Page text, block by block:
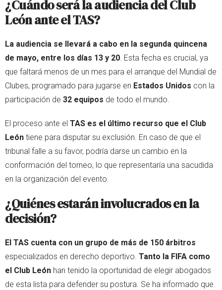
¿Cuándo será la audiencia del Club
León ante el TAS?
La audiencia se llevará a cabo en la segunda quincena
de mayo, entre los días 13 y 20 . Esta fecha es crucial, ya
que faltará menos de un mes para el arranque del Mundial de
Clubes, programado para jugarse en Estados Unidos con la
participación de 32 equipos de todo el mundo.
El proceso ante el TAS es el último recurso que el Club
León tiene para disputar su exclusión. En caso de que el
tribunal falle a su favor, podría darse un cambio en la
conformación del torneo, lo que representaría una sacudida
en la organización del evento.
¿Quiénes estarán involucrados en la
decisión?
El TAS cuenta con un grupo de más de 150 árbitros
especializados en derecho deportivo. Tanto la FIFA como
el Club León han tenido la oportunidad de elegir abogados
de esta lista para defender su postura. Se ha informado que